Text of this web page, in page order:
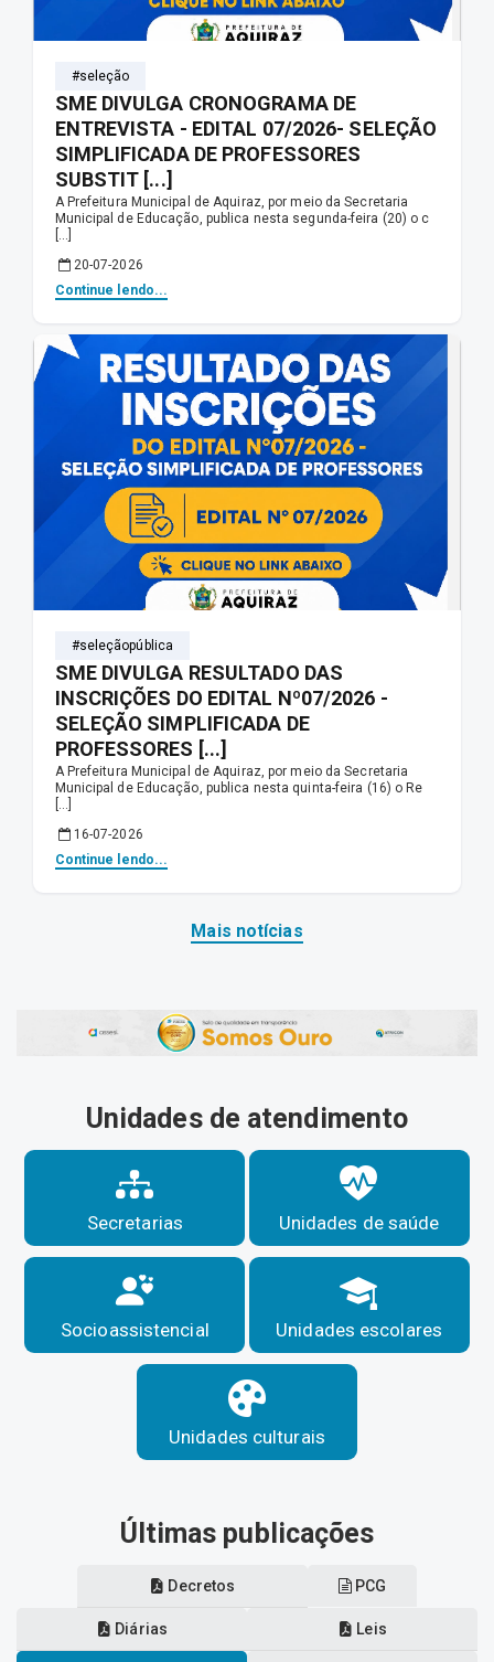
#seleção
SME DIVULGA CRONOGRAMA DE
ENTREVISTA - EDITAL 07/2026- SELEÇÃO
SIMPLIFICADA DE PROFESSORES
SUBSTIT [...]
A Prefeitura Municipal de Aquiraz, por meio da Secretaria
Municipal de Educação, publica nesta segunda-feira (20) o c
[...]
20-07-2026
Continue lendo...
#seleçãopública
SME DIVULGA RESULTADO DAS
INSCRIÇÕES DO EDITAL Nº07/2026 -
SELEÇÃO SIMPLIFICADA DE
PROFESSORES [...]
A Prefeitura Municipal de Aquiraz, por meio da Secretaria
Municipal de Educação, publica nesta quinta-feira (16) o Re
[...]
16-07-2026
Continue lendo...
Mais notícias
Unidades de atendimento
Secretarias Unidades de saúde
Socioassistencial Unidades escolares
Unidades culturais
Últimas publicações
Diárias Leis
Decretos PCG